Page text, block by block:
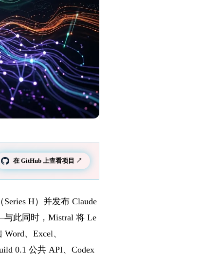
在 GitHub 上查看项目 ↗
H）并发布 Claude
此同时，Mistral 将 Le
、Excel、
0.1 公共 API、Codex